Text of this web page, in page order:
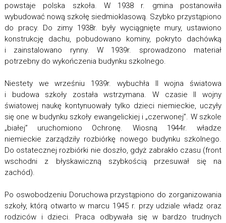
powstaje polska szkoła. W 1938 r. gmina postanowiła
wybudować nową szkołę siedmioklasową. Szybko przystąpiono
do pracy. Do zimy 1938r. były wyciągnięte mury, ustawiono
konstrukcję dachu, pobudowano kominy, pokryto dachówką
i zainstalowano rynny. W 1939r. sprowadzono materiał
potrzebny do wykończenia budynku szkolnego.
Niestety we wrześniu 1939r. wybuchła II wojna światowa
i budowa szkoły została wstrzymana. W czasie II wojny
światowej naukę kontynuowały tylko dzieci niemieckie, uczyły
się one w budynku szkoły ewangelickiej i „czerwonej”. W szkole
„białej” uruchomiono Ochronę. Wiosną 1944r. władze
niemieckie zarządziły rozbiórkę nowego budynku szkolnego.
Do ostatecznej rozbiórki nie doszło, gdyż zabrakło czasu (front
wschodni z błyskawiczną szybkością przesuwał się na
zachód).
Po oswobodzeniu Doruchowa przystąpiono do zorganizowania
szkoły, którą otwarto w marcu 1945 r. przy udziale władz oraz
rodziców i dzieci. Praca odbywała się w bardzo trudnych